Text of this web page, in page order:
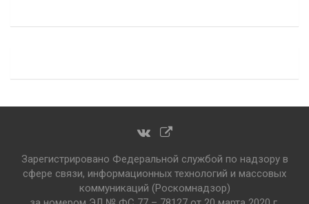
Зарегистрировано Федеральной службой по надзору в
сфере связи, информационных технологий и массовых
коммуникаций (Роскомнадзор)